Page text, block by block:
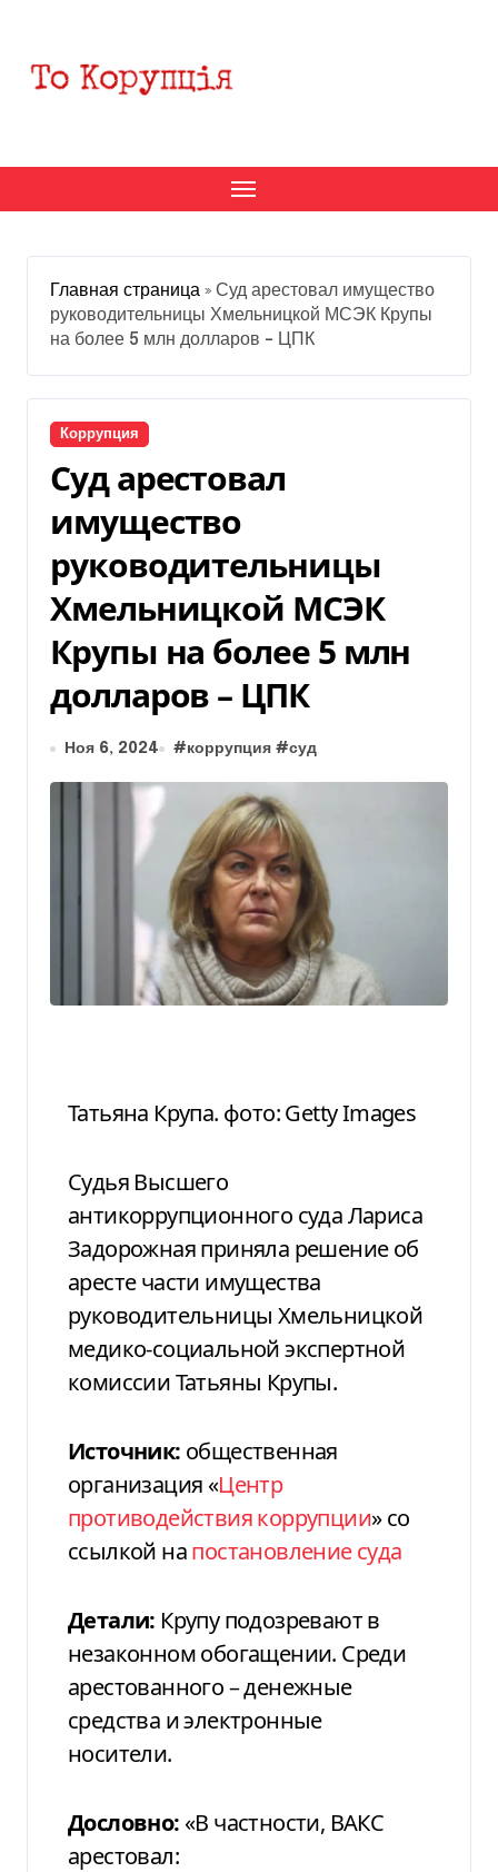
содержанию
Главная страница » Суд арестовал имущество
руководительницы Хмельницкой МСЭК Крупы
на более 5 млн долларов – ЦПК
Коррупция
Суд арестовал
имущество
руководительницы
Хмельницкой МСЭК
Крупы на более 5 млн
долларов – ЦПК
Ноя 6, 2024 #коррупция #суд
Татьяна Крупа. фото: Getty Images
Судья Высшего
антикоррупционного суда Лариса
Задорожная приняла решение об
аресте части имущества
руководительницы Хмельницкой
медико-социальной экспертной
комиссии Татьяны Крупы.
Источник: общественная
организация «Центр
противодействия коррупции» со
ссылкой напостановление суда
Детали: Крупу подозревают в
незаконном обогащении. Среди
арестованного – денежные
средства и электронные
носители.
Дословно:«В частности, ВАКС
арестовал: